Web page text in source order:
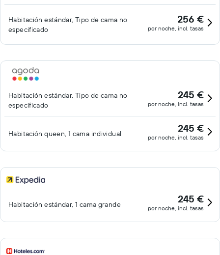
Habitación estándar, Tipo de cama no
especificado
256 €
por noche, incl. tasas
Habitación estándar, Tipo de cama no
especificado
245 €
por noche, incl. tasas
Habitación queen, 1 cama individual 245 €
por noche, incl. tasas
Habitación estándar, 1 cama grande 245 €
por noche, incl. tasas